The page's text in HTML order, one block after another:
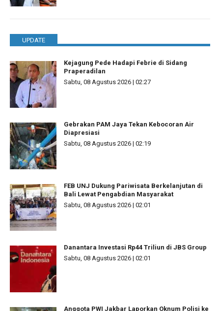
UPDATE
Kejagung Pede Hadapi Febrie di Sidang
Praperadilan
Sabtu, 08 Agustus 2026 | 02:27
Gebrakan PAM Jaya Tekan Kebocoran Air
Diapresiasi
Sabtu, 08 Agustus 2026 | 02:19
FEB UNJ Dukung Pariwisata Berkelanjutan di
Bali Lewat Pengabdian Masyarakat
Sabtu, 08 Agustus 2026 | 02:01
Danantara Investasi Rp44 Triliun di JBS Group
Sabtu, 08 Agustus 2026 | 02:01
Anggota PWI Jakbar Laporkan Oknum Polisi ke